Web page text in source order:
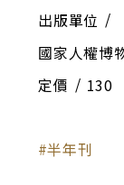
出版單位
國家人權博
定價
130
半年刊